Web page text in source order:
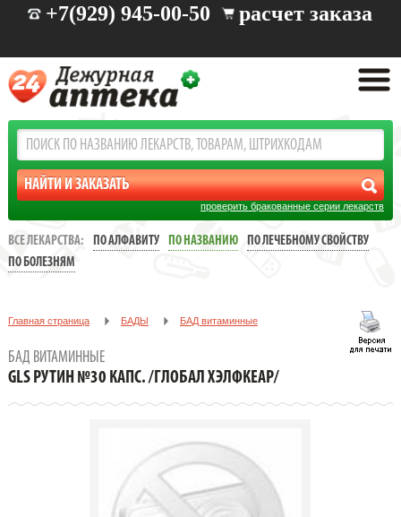
+7(929) 945-00-50 расчет заказа
проверить бракованные серии лекарств
ВСЕ ЛЕКАРСТВА: ПО АЛФАВИТУ ПО НАЗВАНИЮ
ПО ЛЕЧЕБНОМУ СВОЙСТВУ
ПО БОЛЕЗНЯМ
Главная страница БАДЫ БАД витаминные
БАД ВИТАМИННЫЕ
GLS РУТИН №30 КАПС. /ГЛОБАЛ ХЭЛФКЕАР/